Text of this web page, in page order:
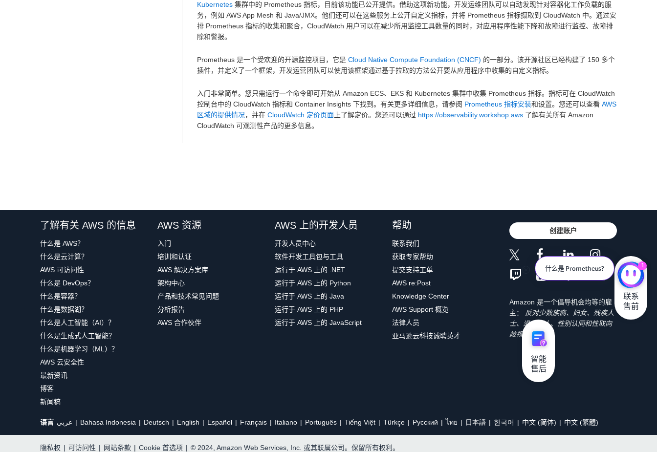
Kubernetes 集群中的 Prometheus 指标，目前该功能已公开提供。借助这项新功能，开发运维团队可以自动发现针对容器化工作负载的服
务，例如 AWS App Mesh 和 Java/JMX。他们还可以在这些服务上公开自定义指标，并将 Prometheus 指标摄取到 CloudWatch 中。通过安
排 Prometheus 指标的收集和聚合，CloudWatch 用户可以在减少所用监控工具数量的同时，对应用程序性能下降和故障进行监控、故障排
除和警报。
Prometheus 是一个受欢迎的开源监控项目，它是 Cloud Native Compute Foundation (CNCF) 的一部分。该开源社区已经构建了 150 多个
插件，并定义了一个框架，开发运营团队可以使用该框架通过基于拉取的方法公开要从应用程序中收集的自定义指标。
入门非常简单。您只需运行一个命令即可开始从 Amazon ECS、EKS 和 Kubernetes 集群中收集 Prometheus 指标。指标可在 CloudWatch
控制台中的 CloudWatch 指标和 Container Insights 下找到。有关更多详细信息，请参阅 Prometheus 指标安装和设置。您还可以查看 AWS
区域的提供情况，并在 CloudWatch 定价页面 上了解定价。您还可以通过 https://observability.workshop.aws 了解有关所有 Amazon
CloudWatch 可观测性产品的更多信息。
了解有关 AWS 的信息
什么是 AWS？
什么是云计算？
AWS 可访问性
什么是 DevOps？
什么是容器？
什么是数据湖？
什么是人工智能（AI）？
什么是生成式人工智能？
什么是机器学习（ML）？
AWS 云安全性
最新资讯
博客
新闻稿
AWS 资源
入门
培训和认证
AWS 解决方案库
架构中心
产品和技术常见问题
分析报告
AWS 合作伙伴
AWS 上的开发人员
开发人员中心
软件开发工具包与工具
运行于 AWS 上的 .NET
运行于 AWS 上的 Python
运行于 AWS 上的 Java
运行于 AWS 上的 PHP
运行于 AWS 上的 JavaScript
帮助
联系我们
获取专家帮助
提交支持工单
AWS re:Post
Knowledge Center
AWS Support 概览
法律人员
亚马逊云科技诚聘英才
创建账户
Amazon 是一个倡导机会均等的雇
主：
反对少数族裔、妇女、残疾人
士、退伍军人、性别认同和性取向
歧视。
语言 عربي Bahasa Indonesia Deutsch English Español Français Italiano Português Tiếng Việt Türkçe Ρусский ไทย 日本語 한국어 中文 (简体) 中文 (繁體)
隐私权 | 可访问性 | 网站条款 | Cookie 首选项 | © 2024, Amazon Web Services, Inc. 或其联属公司。保留所有权利。
什么是 Prometheus? 1
联系
售前
智能
售后